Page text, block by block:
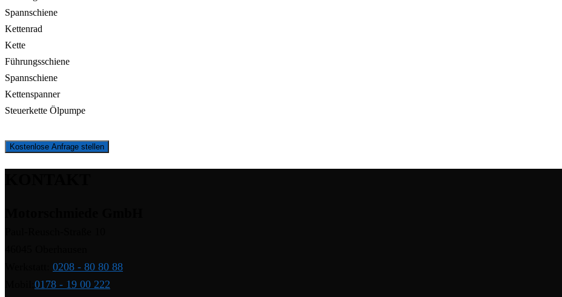
Spannschiene
Kettenrad
Kette
Führungsschiene
Spannschiene
Kettenspanner
Steuerkette Ölpumpe
Kostenlose Anfrage stellen
0208 - 80 80 88
0178 - 19 00 222